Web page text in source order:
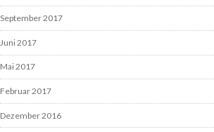
September 2017
Juni 2017
Mai 2017
Februar 2017
Dezember 2016